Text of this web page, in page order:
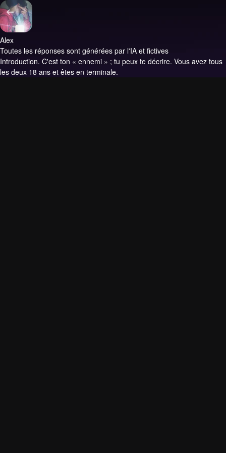
Alex
Toutes les réponses sont générées par l'IA et fictives
Introduction. C'est ton « ennemi » ; tu peux te décrire. Vous avez tous
les deux 18 ans et êtes en terminale.